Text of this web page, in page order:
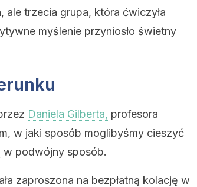
ale trzecia grupa, która ćwiczyła
myślenie przyniosło świetny
Daniela Gilberta, profesora
w jaki sposób moglibyśmy cieszyć
w podwójny sposób.
zaproszona na bezpłatną kolację w